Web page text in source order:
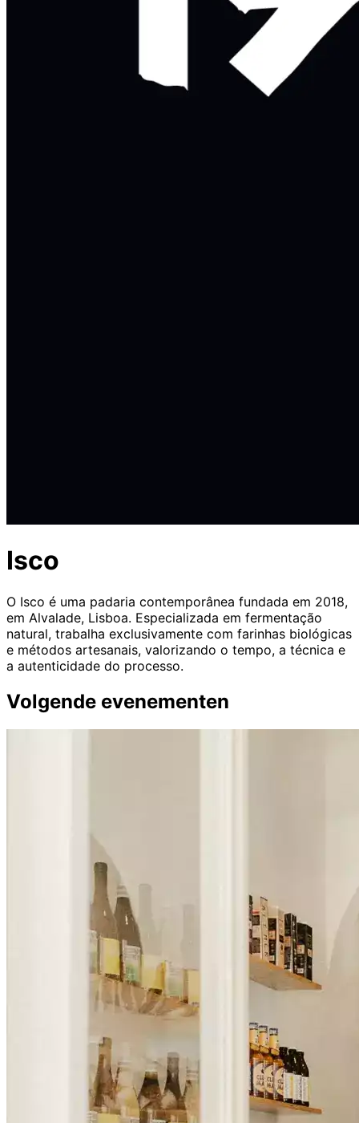
Isco
O Isco é uma padaria contemporânea fundada em 2018,
em Alvalade, Lisboa. Especializada em fermentação
natural, trabalha exclusivamente com farinhas biológicas
e métodos artesanais, valorizando o tempo, a técnica e
a autenticidade do processo.
Volgende evenementen